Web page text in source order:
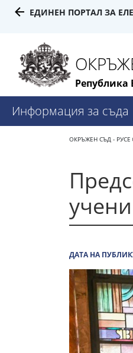
ЕДИНЕН ПОРТАЛ ЗА
Република
Информация за съда
ОКРЪЖЕН СЪД - РУСЕ
ДАТА НА